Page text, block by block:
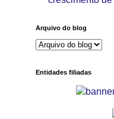
Arquivo do blog
Entidades filiadas